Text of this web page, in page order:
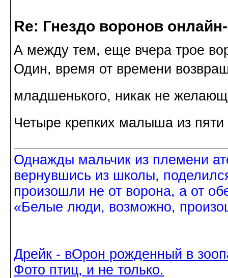
Re: Гнездо воронов
А между тем, еще вчера трое
Один, время от времени
младшенького, никак не
Четыре крепких малыша из пяти
Однажды мальчик из племени
вернувшись из школы,
произошли не от ворона, а от
«Белые люди, возможно,
Дрейк - вОрон рожденный в
Фото птиц, и не только.